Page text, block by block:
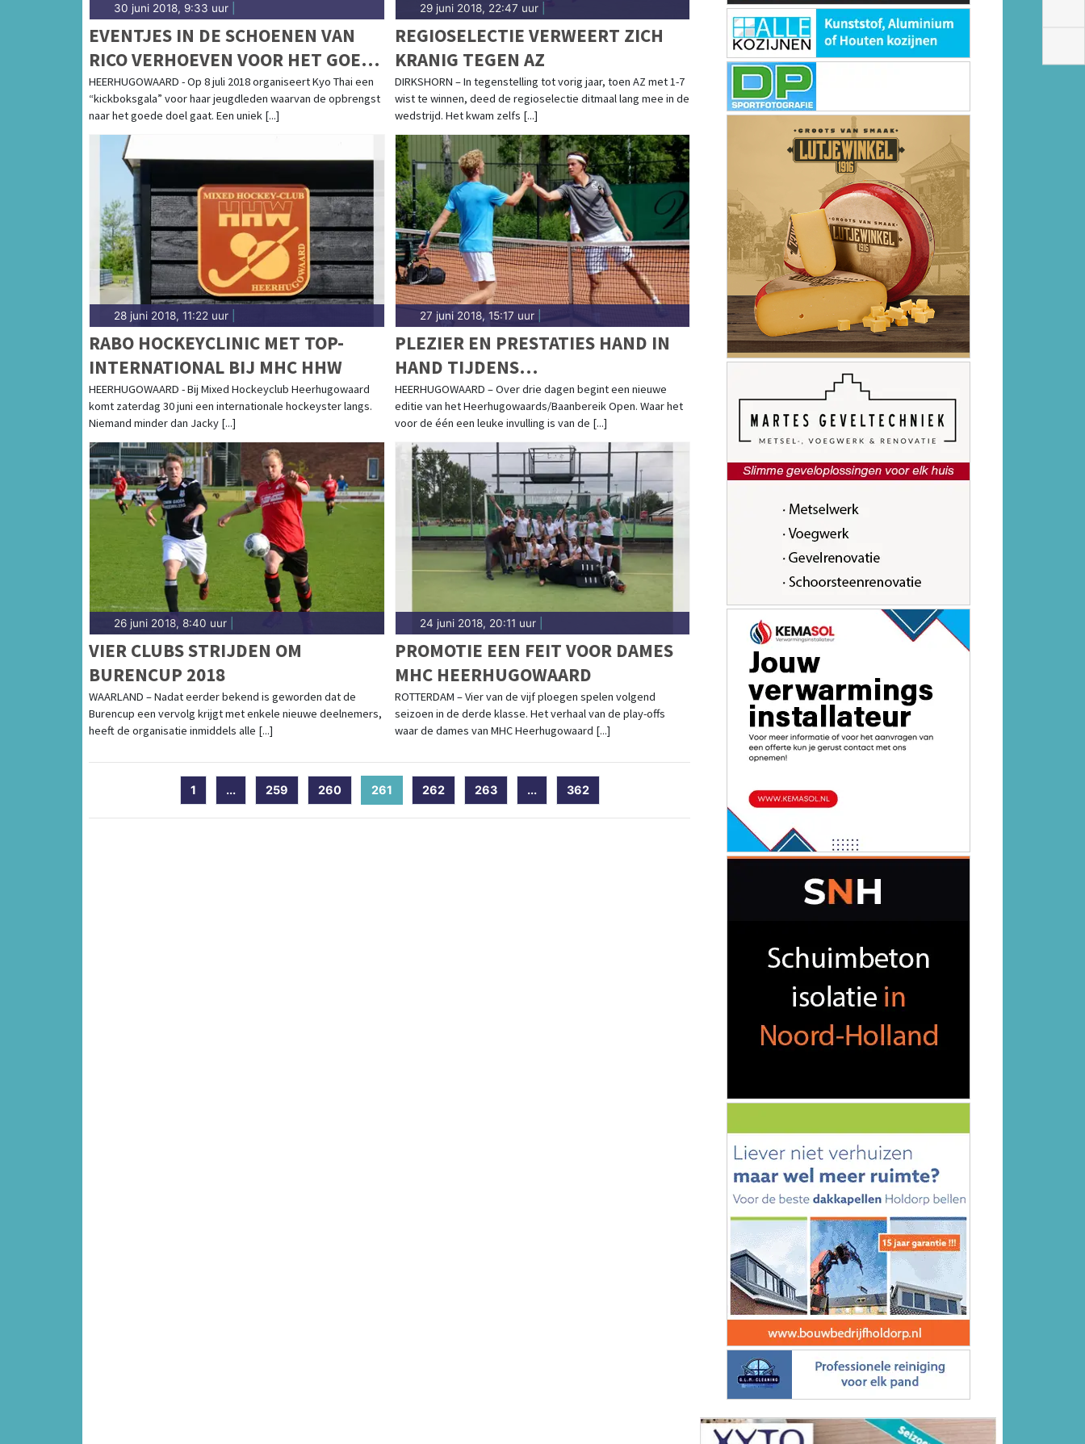
30 juni 2018, 9:33 uur
EVENTJES IN DE SCHOENEN VAN
RICO VERHOEVEN VOOR HET GOEDE
DOEL!
HEERHUGOWAARD - Op 8 juli 2018 organiseert Kyo Thai een
“kickboksgala” voor haar jeugdleden waarvan de opbrengst
naar het goede doel gaat. Een uniek [...]
29 juni 2018, 22:47 uur|
REGIOSELECTIE VERWEERT ZICH
KRANIG TEGEN AZ
DIRKSHORN – In tegenstelling tot vorig jaar, toen AZ met 1-7
wist te winnen, deed de regioselectie ditmaal lang mee in de
wedstrijd. Het kwam zelfs [...]
28 juni 2018, 11:22 uur
RABO HOCKEYCLINIC MET TOP-
INTERNATIONAL BIJ MHC HHW
HEERHUGOWAARD - Bij Mixed Hockeyclub Heerhugowaard
komt zaterdag 30 juni een internationale hockeyster langs.
Niemand minder dan Jacky [...]
27 juni 2018, 15:17 uur|
PLEZIER EN PRESTATIES HAND IN
HAND TIJDENS
HEERHUGOWAARDS/BAANBEREIK
OPEN
HEERHUGOWAARD – Over drie dagen begint een nieuwe
editie van het Heerhugowaards/Baanbereik Open. Waar het
voor de één een leuke invulling is van de [...]
26 juni 2018, 8:40 uur
VIER CLUBS STRIJDEN OM
BURENCUP 2018
WAARLAND – Nadat eerder bekend is geworden dat de
Burencup een vervolg krijgt met enkele nieuwe deelnemers,
heeft de organisatie inmiddels alle [...]
24 juni 2018, 20:11 uur|
PROMOTIE EEN FEIT VOOR DAMES
MHC HEERHUGOWAARD
ROTTERDAM – Vier van de vijf ploegen spelen volgend
seizoen in de derde klasse. Het verhaal van de play-offs
waar de dames van MHC Heerhugowaard [...]
1 ... 259 260 261 (current)
262 263 ... 362